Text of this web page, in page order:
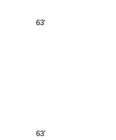
63'
63'